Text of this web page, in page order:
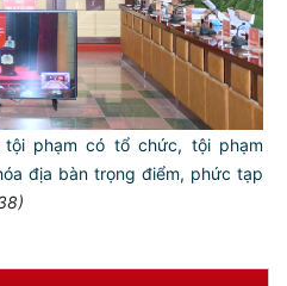
phạm có tổ chức, tội phạm
địa bàn trọng điểm, phức tạp
CÁCH
CÁCH MỆNH LÀ:
LIÊM, CHÍNH
GIÚP ĐỠ